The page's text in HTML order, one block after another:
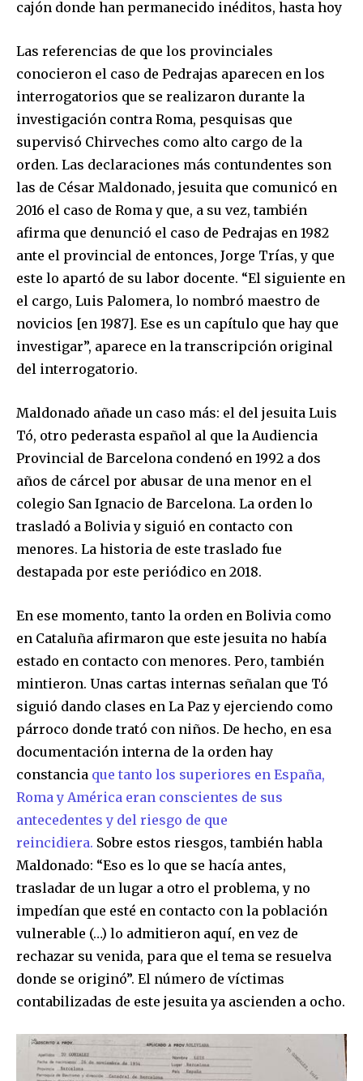
Join our community of
SUBSCRIBERS and be part of the
conversation.
To subscribe, simply enter your email address on our website
your privacy and won't spam your inbox. Your information is
safe with us.
cajón donde han permanecido inéditos, hasta hoy
Las referencias de que los provinciales
conocieron el caso de Pedrajas aparecen en los
interrogatorios que se realizaron durante la
investigación contra Roma, pesquisas que
supervisó Chirveches como alto cargo de la
orden. Las declaraciones más contundentes son
las de César Maldonado, jesuita que comunicó en
2016 el caso de Roma y que, a su vez, también
afirma que denunció el caso de Pedrajas en 1982
ante el provincial de entonces, Jorge Trías, y que
este lo apartó de su labor docente. “El siguiente en
el cargo, Luis Palomera, lo nombró maestro de
novicios [en 1987]. Ese es un capítulo que hay que
investigar”, aparece en la transcripción original
del interrogatorio.
Maldonado añade un caso más: el del jesuita Luis
Tó, otro pederasta español al que la Audiencia
Provincial de Barcelona condenó en 1992 a dos
años de cárcel por abusar de una menor en el
colegio San Ignacio de Barcelona. La orden lo
trasladó a Bolivia y siguió en contacto con
menores. La historia de este traslado fue
destapada por este periódico en 2018.
En ese momento, tanto la orden en Bolivia como
en Cataluña afirmaron que este jesuita no había
estado en contacto con menores. Pero, también
mintieron. Unas cartas internas señalan que Tó
siguió dando clases en La Paz y ejerciendo como
párroco donde trató con niños. De hecho, en esa
documentación interna de la orden hay
constancia que tanto los superiores en España,
Roma y América eran conscientes de sus
antecedentes y del riesgo de que
reincidiera. Sobre estos riesgos, también habla
Maldonado: “Eso es lo que se hacía antes,
trasladar de un lugar a otro el problema, y no
impedían que esté en contacto con la población
vulnerable (…) lo admitieron aquí, en vez de
rechazar su venida, para que el tema se resuelva
donde se originó”. El número de víctimas
contabilizadas de este jesuita ya ascienden a ocho.